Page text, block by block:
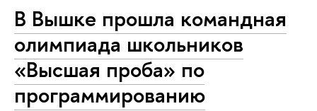
В Вышке прошла командная
олимпиада школьников
«Высшая проба» по
программированию